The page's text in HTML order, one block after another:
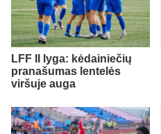
LFF II lyga: kėdainiečių
pranašumas lentelės
viršuje auga